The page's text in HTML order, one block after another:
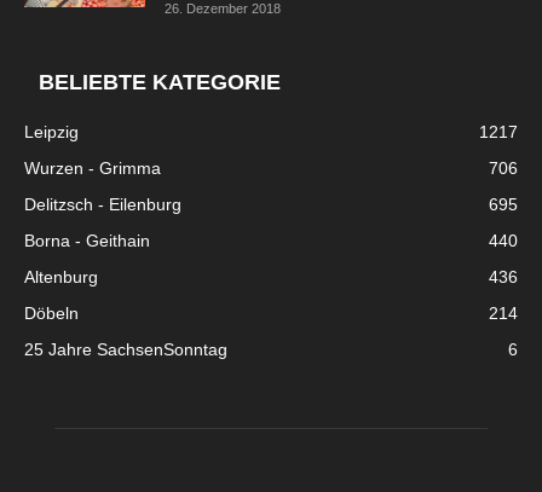
26. Dezember 2018
BELIEBTE KATEGORIE
Leipzig
1217
Wurzen - Grimma
706
Delitzsch - Eilenburg
695
Borna - Geithain
440
Altenburg
436
Döbeln
214
25 Jahre SachsenSonntag
6